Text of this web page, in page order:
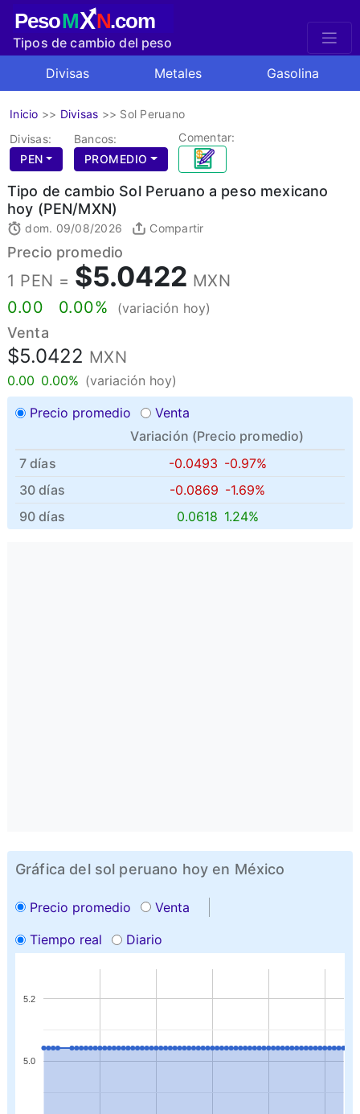
PesoMXN.com
Tipos de cambio del peso
Divisas Metales Gasolina
Inicio >> Divisas >> Sol Peruano
Divisas:
PEN
Bancos:
PROMEDIO
Comentar:
Tipo de cambio Sol Peruano a peso mexicano
hoy (PEN/MXN)
dom. 09/08/2026 Compartir
Precio promedio
1 PEN = $5.0422 MXN
0.00
0.00% (variación hoy)
Venta
$5.0422 MXN
0.00 0.00% (variación hoy)
Precio promedio
Venta
Variación (Precio promedio)
7 días
-0.0493 -0.97%
30 días
-0.0869 -1.69%
90 días
0.0618 1.24%
Gráfica del sol peruano hoy en México
Precio promedio Venta
Tiempo real Diario
5.0
5.2